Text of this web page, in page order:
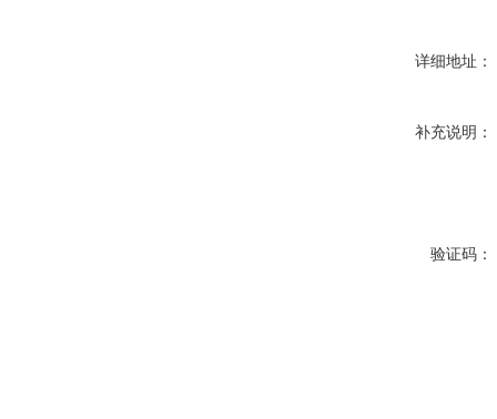
详细地址：
补充说明：
验证码：